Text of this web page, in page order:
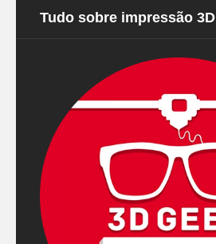
Tudo sobre impressão 3D